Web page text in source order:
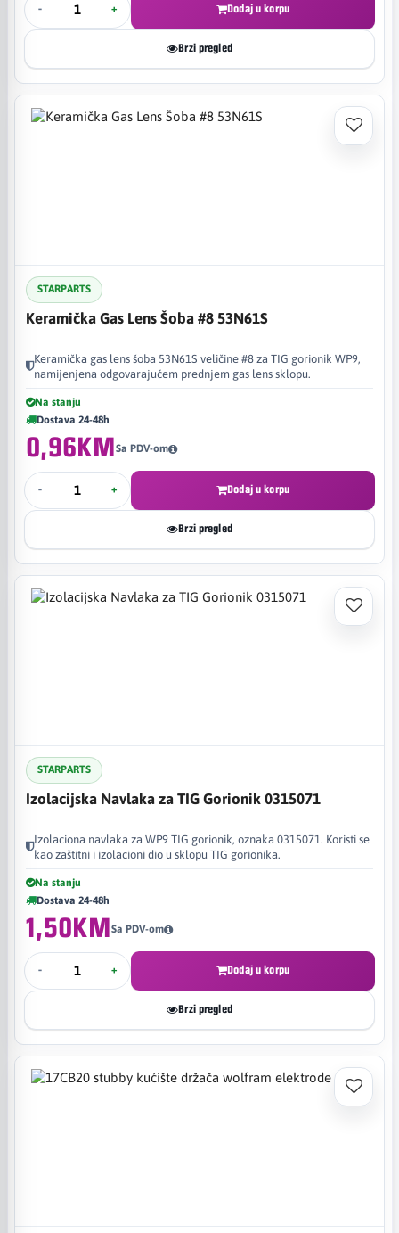
- + Dodaj u korpu
Brzi pregled
STARPARTS
Keramička Gas Lens Šoba #8 53N61S
Keramička gas lens šoba 53N61S veličine #8 za TIG gorionik WP9,
namijenjena odgovarajućem prednjem gas lens sklopu.
Na stanju
Dostava 24-48h
0,96KMSa PDV-om
- + Dodaj u korpu
Brzi pregled
STARPARTS
Izolacijska Navlaka za TIG Gorionik 0315071
Izolaciona navlaka za WP9 TIG gorionik, oznaka 0315071. Koristi se
kao zaštitni i izolacioni dio u sklopu TIG gorionika.
Na stanju
Dostava 24-48h
1,50KMSa PDV-om
- + Dodaj u korpu
Brzi pregled